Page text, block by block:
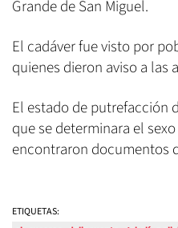
Grande de San Miguel.
El cadáver fue visto por
quienes dieron aviso a las
El estado de putrefacción
que se determinara el
encontraron documentos
ETIQUETAS: